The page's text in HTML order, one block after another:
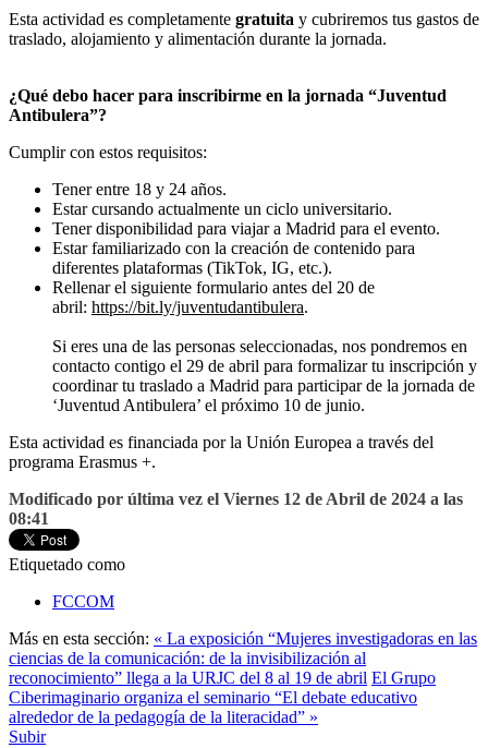
Esta actividad es completamente gratuita y cubriremos tus gastos de
traslado, alojamiento y alimentación durante la jornada.
¿Qué debo hacer para inscribirme en la jornada “Juventud
Antibulera”?
Cumplir con estos requisitos:
Tener entre 18 y 24 años.
Estar cursando actualmente un ciclo universitario.
Tener disponibilidad para viajar a Madrid para el evento.
Estar familiarizado con la creación de contenido para
diferentes plataformas (TikTok, IG, etc.).
Rellenar el siguiente formulario antes del 20 de
abril: https://bit.ly/juventudantibulera.
Si eres una de las personas seleccionadas, nos pondremos en
contacto contigo el 29 de abril para formalizar tu inscripción y
coordinar tu traslado a Madrid para participar de la jornada de
‘Juventud Antibulera’ el próximo 10 de junio.
Esta actividad es financiada por la Unión Europea a través del
programa Erasmus +.
Modificado por última vez el Viernes 12 de Abril de 2024 a las
08:41
Etiquetado como
FCCOM
Más en esta sección: « La exposición “Mujeres investigadoras en las
ciencias de la comunicación: de la invisibilización al
reconocimiento” llega a la URJC del 8 al 19 de abril El Grupo
Ciberimaginario organiza el seminario “El debate educativo
alrededor de la pedagogía de la literacidad” »
Subir